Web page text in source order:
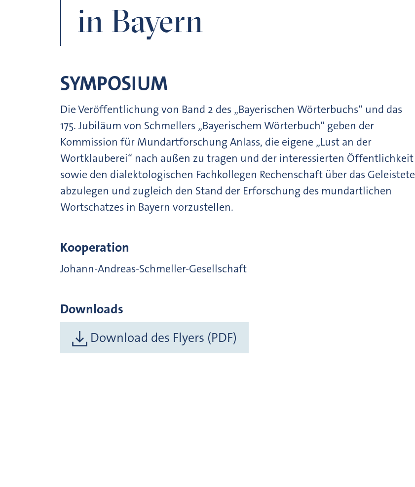
in Bayern
SYMPOSIUM
Die Veröffentlichung von Band 2 des „Bayerischen Wörterbuchs“ und das
175. Jubiläum von Schmellers „Bayerischem Wörterbuch“ geben der
Kommission für Mundartforschung Anlass, die eigene „Lust an der
Wortklauberei“ nach außen zu tragen und der interessierten Öffentlichkeit
sowie den dialektologischen Fachkollegen Rechenschaft über das Geleistete
abzulegen und zugleich den Stand der Erforschung des mundartlichen
Wortschatzes in Bayern vorzustellen.
Kooperation
Johann-Andreas-Schmeller-Gesellschaft
Downloads
Download des Flyers (PDF)